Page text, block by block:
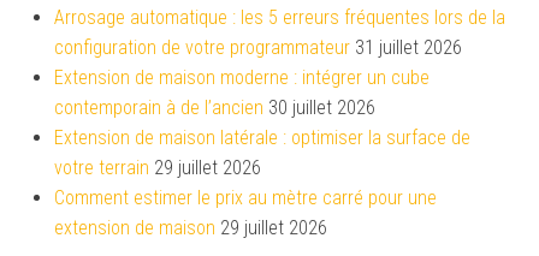
Arrosage automatique : les 5 erreurs fréquentes lors de la
configuration de votre programmateur 31 juillet 2026
Extension de maison moderne : intégrer un cube
contemporain à de l’ancien 30 juillet 2026
Extension de maison latérale : optimiser la surface de
votre terrain 29 juillet 2026
Comment estimer le prix au mètre carré pour une
extension de maison 29 juillet 2026